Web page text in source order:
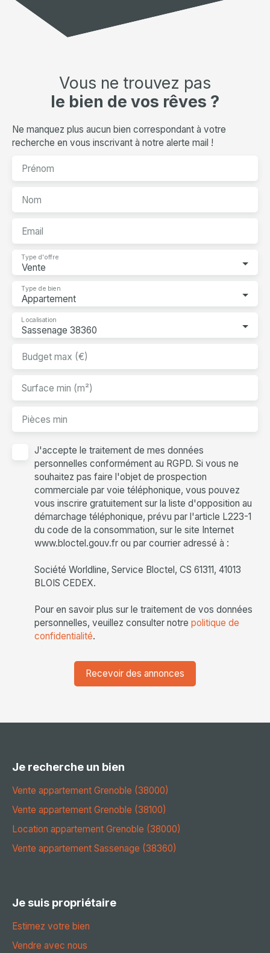
Vous ne trouvez pas
le bien de vos rêves ?
Ne manquez plus aucun bien correspondant à votre
recherche en vous inscrivant à notre alerte mail !
Prénom
Nom
Email
Vente
Type d'offre
Appartement
Type de bien
Sassenage 38360
Localisation
Budget max (€)
Surface min (m²)
Pièces min
J'accepte le traitement de mes données
personnelles conformément au RGPD. Si vous ne
souhaitez pas faire l'objet de prospection
commerciale par voie téléphonique, vous pouvez
vous inscrire gratuitement sur la liste d'opposition au
démarchage téléphonique, prévu par l'article L223-1
du code de la consommation, sur le site Internet
www.bloctel.gouv.fr ou par courrier adressé à :
Société Worldline, Service Bloctel, CS 61311, 41013
BLOIS CEDEX.
Pour en savoir plus sur le traitement de vos données
personnelles, veuillez consulter notre politique de
confidentialité.
Recevoir des annonces
Je recherche un bien
Vente appartement Grenoble (38000)
Vente appartement Grenoble (38100)
Location appartement Grenoble (38000)
Vente appartement Sassenage (38360)
Je suis propriétaire
Estimez votre bien
Vendre avec nous